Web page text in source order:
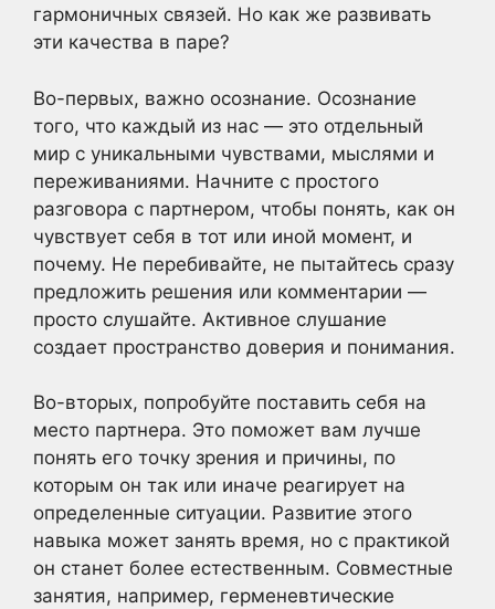
гармоничных связей. Но как же развивать
эти качества в паре?
Во-первых, важно осознание. Осознание
того, что каждый из нас — это отдельный
мир с уникальными чувствами, мыслями и
переживаниями. Начните с простого
разговора с партнером, чтобы понять, как он
чувствует себя в тот или иной момент, и
почему. Не перебивайте, не пытайтесь сразу
предложить решения или комментарии —
просто слушайте. Активное слушание
создает пространство доверия и понимания.
Во-вторых, попробуйте поставить себя на
место партнера. Это поможет вам лучше
понять его точку зрения и причины, по
которым он так или иначе реагирует на
определенные ситуации. Развитие этого
навыка может занять время, но с практикой
он станет более естественным. Совместные
занятия, например, герменевтические